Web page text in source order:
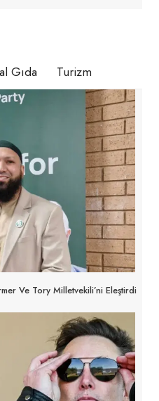
Gıda Turizm
Ve Tory Milletvekili’ni Eleştirdi